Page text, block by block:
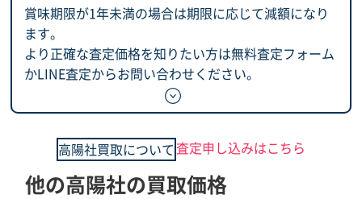
賞味期限が1年未満の場合は期限に応じて減額になり
ます。
より正確な査定価格を知りたい方は無料査定フォーム
かLINE査定からお問い合わせください。
高陽社買取について査定申し込みはこちら
他の高陽社の買取価格